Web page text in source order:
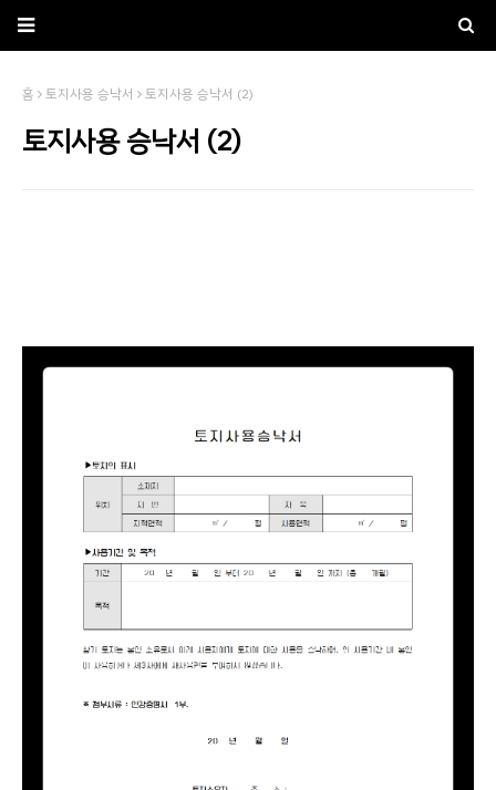
홈 토지사용 승낙서 토지사용 승낙서 (2)
토지사용 승낙서 (2)